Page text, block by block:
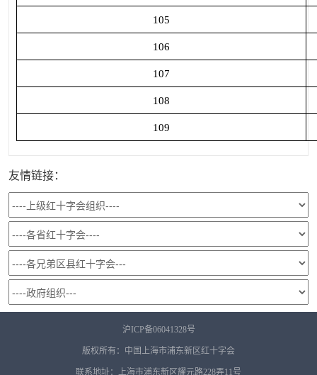
105
106
107
108
109
友情链接：
沪ICP备06041328号
版权所有：中国上海市浦东新区红十字会
联系地址：上海市浦东新区耀元路228弄11号